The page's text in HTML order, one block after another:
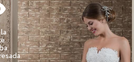
interesada